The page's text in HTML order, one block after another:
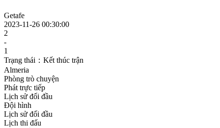
Getafe
2023-11-26 00:30:00
2
-
1
Trạng thái：Kết thúc trận
Almeria
Phòng trò chuyện
Phát trực tiếp
Lịch sử đối đầu
Đội hình
Lịch sử đối đầu
Lịch thi đấu